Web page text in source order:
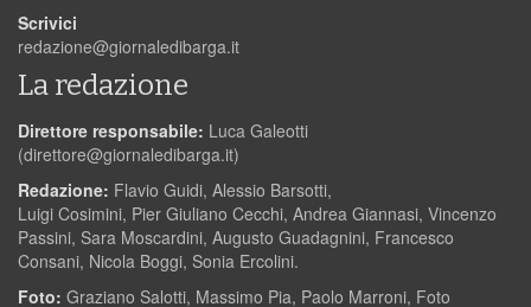
Scrivici
redazione@giornaledibarga.it
La redazione
Direttore responsabile: Luca Galeotti
(direttore@giornaledibarga.it)
Redazione: Flavio Guidi, Alessio Barsotti,
Luigi Cosimini, Pier Giuliano Cecchi, Andrea Giannasi, Vincenzo
Passini, Sara Moscardini, Augusto Guadagnini, Francesco
Consani, Nicola Boggi, Sonia Ercolini.
Foto: Graziano Salotti, Massimo Pia, Paolo Marroni, Foto